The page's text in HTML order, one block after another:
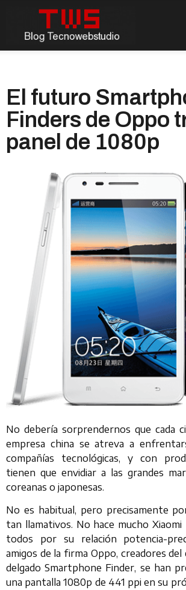
El futuro
Finders de Oppo
panel de 1080p
No debería sorprendernos que cada
empresa china se atreva a
compañías tecnológicas, y con
tienen que envidiar a las grandes
coreanas o japonesas.
No es habitual, pero precisamente
tan llamativos. No hace mucho
todos por su relación potencia-
amigos de la firma Oppo, creadores
delgado Smartphone Finder, se han
una pantalla 1080p de 441 ppi en su